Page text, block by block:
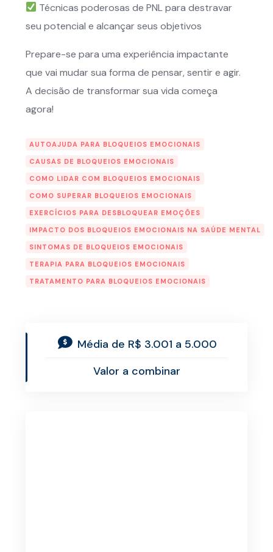
Técnicas poderosas de PNL para destravar
seu potencial e alcançar seus objetivos
Prepare-se para uma experiência impactante
que vai mudar sua forma de pensar, sentir e agir.
A decisão de transformar sua vida começa
agora!
AUTOAJUDA PARA BLOQUEIOS EMOCIONAIS
CAUSAS DE BLOQUEIOS EMOCIONAIS
COMO LIDAR COM BLOQUEIOS EMOCIONAIS
COMO SUPERAR BLOQUEIOS EMOCIONAIS
EXERCÍCIOS PARA DESBLOQUEAR EMOÇÕES
IMPACTO DOS BLOQUEIOS EMOCIONAIS NA SAÚDE MENTAL
SINTOMAS DE BLOQUEIOS EMOCIONAIS
TERAPIA PARA BLOQUEIOS EMOCIONAIS
TRATAMENTO PARA BLOQUEIOS EMOCIONAIS
Média de R$ 3.001 a 5.000
Valor a combinar